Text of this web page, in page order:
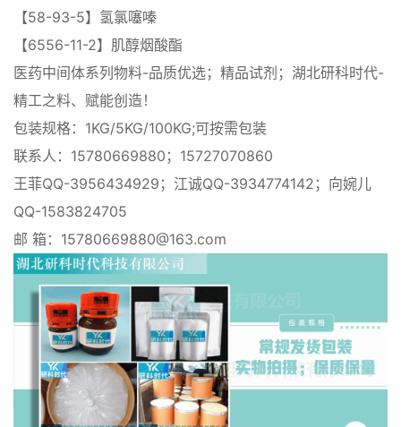
【58-93-5】氢氯噻嗪
【6556-11-2】肌醇烟酸酯
医药中间体系列物料-品质优选；精品试剂；湖北研科时代-
精工之料、赋能创造！
包装规格：1KG/5KG/100KG;可按需包装
联系人：15780669880；15727070860
王菲QQ-3956434929；江诚QQ-3934774142；向婉儿
QQ-1583824705
邮 箱：15780669880@163.com